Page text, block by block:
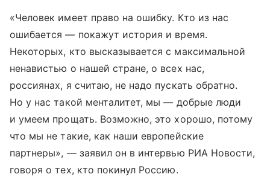
«Человек имеет право на ошибку. Кто из нас
ошибается — покажут история и время.
Некоторых, кто высказывается с максимальной
ненавистью о нашей стране, о всех нас,
россиянах, я считаю, не надо пускать обратно.
Но у нас такой менталитет, мы — добрые люди
и умеем прощать. Возможно, это хорошо, потому
что мы не такие, как наши европейские
партнеры», — заявил он в интервью РИА Новости,
говоря о тех, кто покинул Россию.